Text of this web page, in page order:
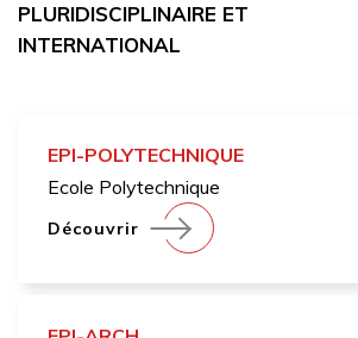
PLURIDISCIPLINAIRE ET
INTERNATIONAL
EPI-POLYTECHNIQUE
Ecole Polytechnique
Découvrir